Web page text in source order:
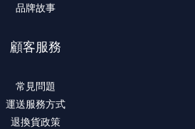
品牌故事
顧客服務
常見問題
運送服務方式
退換貨政策